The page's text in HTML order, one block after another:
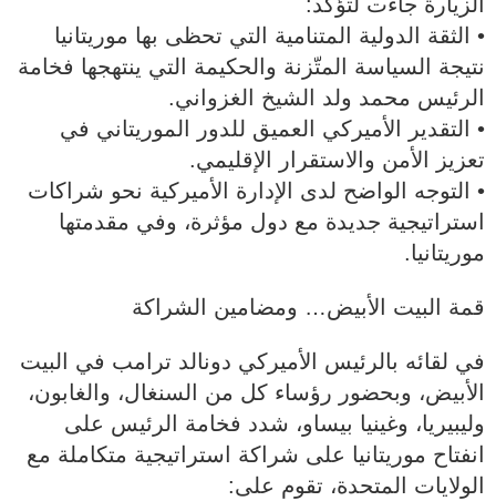
• الثقة الدولية المتنامية التي تحظى بها موريتانيا
نتيجة السياسة المتّزنة والحكيمة التي ينتهجها فخامة
الرئيس محمد ولد الشيخ الغزواني.
• التقدير الأميركي العميق للدور الموريتاني في
تعزيز الأمن والاستقرار الإقليمي.
• التوجه الواضح لدى الإدارة الأميركية نحو شراكات
استراتيجية جديدة مع دول مؤثرة، وفي مقدمتها
موريتانيا.
قمة البيت الأبيض… ومضامين الشراكة
في لقائه بالرئيس الأميركي دونالد ترامب في البيت
الأبيض، وبحضور رؤساء كل من السنغال، والغابون،
وليبيريا، وغينيا بيساو، شدد فخامة الرئيس على
انفتاح موريتانيا على شراكة استراتيجية متكاملة مع
الولايات المتحدة، تقوم على: